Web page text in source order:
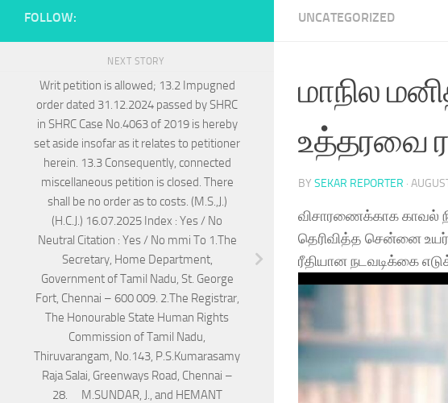
UNCATEGORIZED
மாநில
உத்தரவை
BY SEKAR REPORTER ·
விசாரணைக்காக காவல்
தெரிவித்த சென்னை உயர்
ரீதியான நடவடிக்கை
FOLLOW:
NEXT STORY
Writ petition is allowed; 13.2 Impugned
order dated 31.12.2024 passed by SHRC
in SHRC Case No.4063 of 2019 is hereby
set aside insofar as it relates to petitioner
herein. 13.3 Consequently, connected
miscellaneous petition is closed. There
shall be no order as to costs. (M.S.,J.)
(H.C.J.) 16.07.2025 Index : Yes / No
Neutral Citation : Yes / No mmi To 1.The
Secretary, Home Department,
Government of Tamil Nadu, St. George
Fort, Chennai – 600 009. 2.The Registrar,
The Honourable State Human Rights
Commission of Tamil Nadu,
Thiruvarangam, No.143, P.S.Kumarasamy
Raja Salai, Greenways Road, Chennai –
28. M.SUNDAR, J., and HEMANT